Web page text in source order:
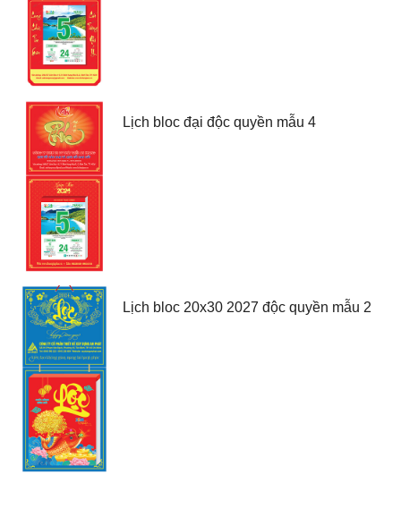
Lịch bloc đại độc quyền mẫu 4
Lịch bloc 20x30 2027 độc quyền mẫu 2